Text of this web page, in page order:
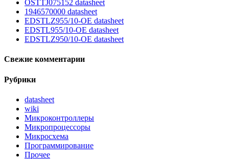
OSTTJ075152 datasheet
1946570000 datasheet
EDSTLZ955/10-OE datasheet
EDSTL955/10-OE datasheet
EDSTLZ950/10-OE datasheet
Свежие комментарии
Рубрики
datasheet
wiki
Микроконтроллеры
Микропроцессоры
Микросхема
Программирование
Прочее